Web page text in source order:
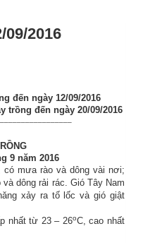
09/2016
đến ngày 12/09/2016
trồng đến ngày 20/09/2016
9 năm 2016
mưa rào và dông vài nơi;
dông rải rác. Gió Tây Nam
xảy ra tố lốc và gió giật
nhất từ 23 – 26oC, cao nhất